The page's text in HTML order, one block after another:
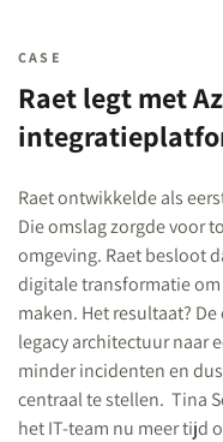
CASE
Raet legt met
Raet ontwikkelde als
Die omslag zorgde voor
omgeving. Raet besloot
digitale transformatie
maken. Het resultaat?
legacy architectuur naar
minder incidenten en
centraal te stellen. Tina
het IT-team nu meer tijd